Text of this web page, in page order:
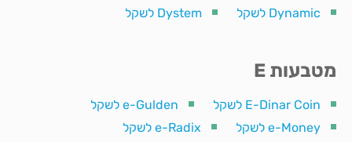
Dynamic לשקל
Dystem לשקל
מטבעות E
E-Dinar Coin לשקל
e-Gulden לשקל
e-Money לשקל
e-Radix לשקל